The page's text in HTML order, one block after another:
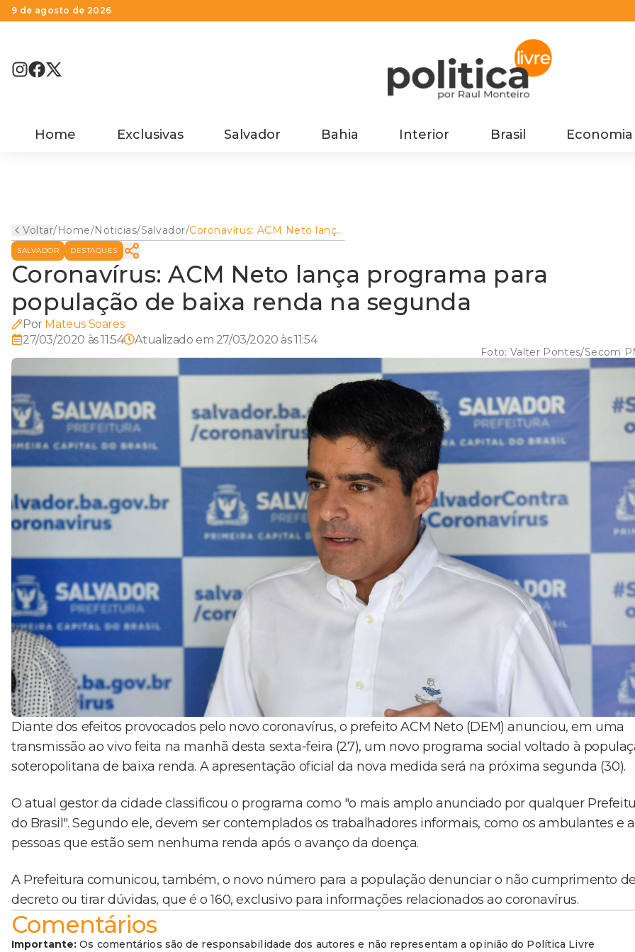
9 de agosto de 2026
Home Exclusivas Salvador Bahia Interior Brasil Economia
Voltar/Home/Noticias/Salvador/Coronavírus: ACM Neto lança
programa para população de
SALVADOR DESTAQUES
Coronavírus: ACM Neto lança programa para
população de baixa renda na segunda
Por Mateus Soares
27/03/2020 às 11:54
Atualizado em 27/03/2020 às 11:54
Foto: Valter Pontes/Secom
Diante dos efeitos provocados pelo novo coronavírus, o prefeito ACM Neto (DEM) anunciou, em uma
transmissão ao vivo feita na manhã desta sexta-feira (27), um novo programa social voltado à
soteropolitana de baixa renda. A apresentação oficial da nova medida será na próxima segunda (30).
O atual gestor da cidade classificou o programa como "o mais amplo anunciado por qualquer
do Brasil". Segundo ele, devem ser contemplados os trabalhadores informais, como os ambulantes e
pessoas que estão sem nenhuma renda após o avanço da doença.
A Prefeitura comunicou, também, o novo número para a população denunciar o não cumprimento
decreto ou tirar dúvidas, que é o 160, exclusivo para informações relacionados ao coronavírus.
Comentários
Importante: Os comentários são de responsabilidade dos autores e não representam a opinião do Política Livre